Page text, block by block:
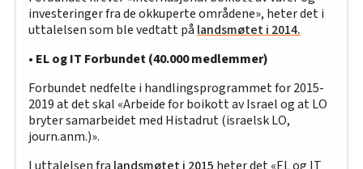
investeringer fra de okkuperte områdene», heter det i
uttalelsen som ble vedtatt pålandsmøtet i 2014.
• EL og IT Forbundet (40.000 medlemmer)
Forbundet nedfelte i handlingsprogrammet for 2015-
2019 at det skal «Arbeide for boikott av Israel og at LO
bryter samarbeidet med Histadrut (israelsk LO,
journ.anm.)».